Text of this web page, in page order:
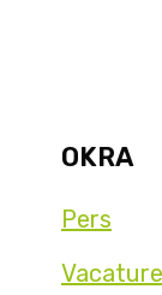
OKRA
Pers